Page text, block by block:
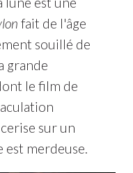
fait de l'âge
souillé de
grande
le film de
sur un
est merdeuse.